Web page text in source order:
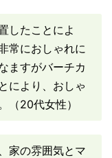
したことによ
常におしゃれに
ますがバーチカ
により、おしゃ
（20代女性）
家の雰囲気とマ